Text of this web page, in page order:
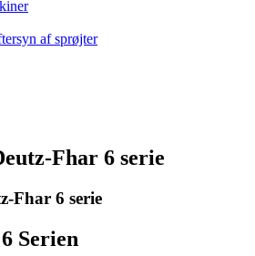
af sprøjter
Fhar 6 serie
Fhar 6 serie
Serien